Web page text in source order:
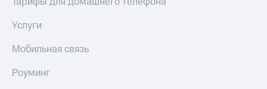
Услуги
Мобильная связь
Роуминг